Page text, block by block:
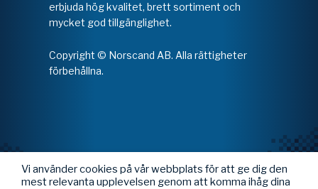
erbjuda hög kvalitet, brett sortiment och
mycket god tillgänglighet.
Copyright © Norscand AB. Alla rättigheter
förbehållna.
Vi använder cookies på vår webbplats för att ge dig den
mest relevanta upplevelsen genom att komma ihåg dina